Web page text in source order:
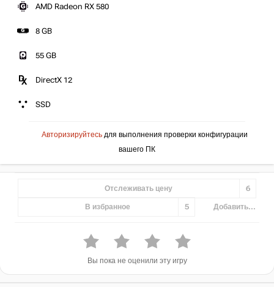
AMD Radeon RX 580
8 GB
55 GB
DirectX 12
SSD
Авторизируйтесь для выполнения проверки конфигурации
вашего ПК
Отслеживать цену 6
В избранное 5 Добавить...
Вы пока не оценили эту игру